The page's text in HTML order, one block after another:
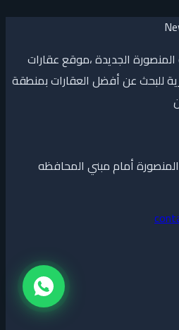
الجديدة ،موقع عقارات
للبحث عن أفضل العقارات بمنطقة